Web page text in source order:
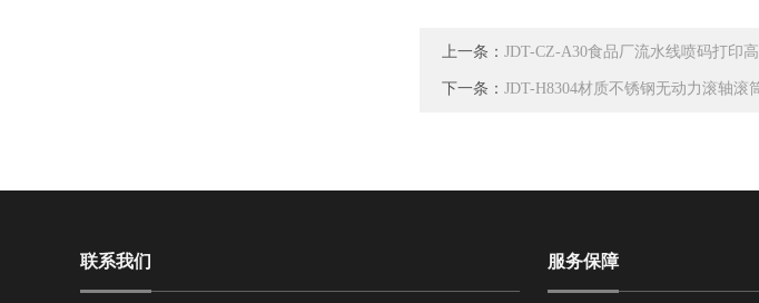
上一条： JDT-CZ-A30食品厂流水线喷码打印
下一条： JDT-H8304材质不锈钢无动力滚轴滚
联系我们 服务保障